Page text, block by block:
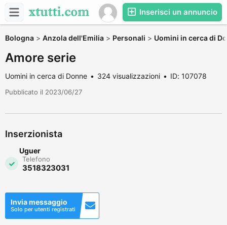
Inserisci un annuncio
Bologna > Anzola dell'Emilia > Personali > Uomini in cerca di
Amore serie
Uomini in cerca di Donne 324 visualizzazioni ID: 107078
Pubblicato il 2023/06/27
Inserzionista
Uguer
Telefono
3518323031
Invia messaggio
Solo per utenti registrati